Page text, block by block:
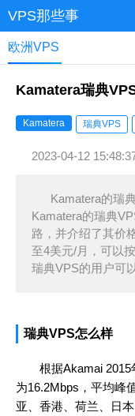
VPS那些事
欧洲VPS
Kamatera瑞典
Kamatera 瑞典VPS
2023-04-12
Kamatera的瑞
Kamatera的瑞典
路，并介绍了其价
至4美元/月，可以
瑞典VPS的用户可
瑞典VPS怎么样
根据Akamai
为16.2Mbps，平均峰
亚、香港、荷兰、日